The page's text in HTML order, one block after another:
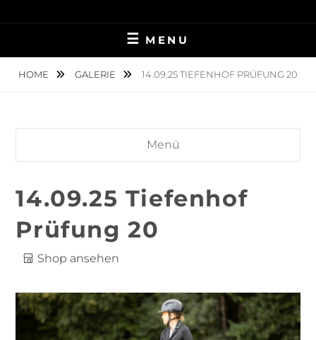
to
NINA MÜNCH
FOTOGRAFIE
MENU
HOME GALERIE 14.09.25 TIEFENHOF PRÜFUNG 20
Menü
14.09.25 Tiefenhof
Prüfung 20
Shop ansehen